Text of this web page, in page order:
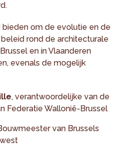
bieden om de evolutie en de
rond de architecturale
en in Vlaanderen
evenals de mogelijk
, verantwoordelijke van de
Federatie Wallonië-Brussel
van Brussels